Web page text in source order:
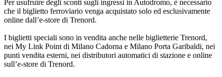
Per usufruire degli sconti sugli ingressi in Autodromo, è necessario
che il biglietto ferroviario venga acquistato solo ed esclusivamente
online dall’e-store di Trenord.
I biglietti speciali sono in vendita anche nelle biglietterie Trenord,
nei My Link Point di Milano Cadorna e Milano Porta Garibaldi, nei
punti vendita esterni, nei distributori automatici di stazione e online
sull’e-store di Trenord.